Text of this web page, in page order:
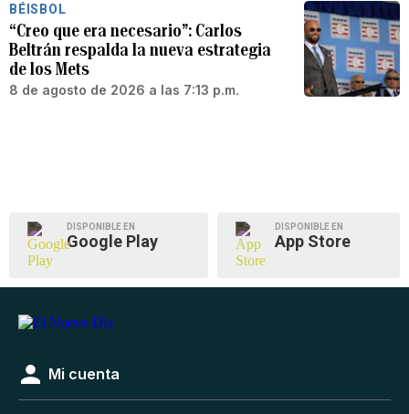
BÉISBOL
“Creo que era necesario”: Carlos
Beltrán respalda la nueva estrategia
de los Mets
8 de agosto de 2026 a las 7:13 p.m.
DISPONIBLE EN
Google Play
DISPONIBLE EN
App Store
Mi cuenta